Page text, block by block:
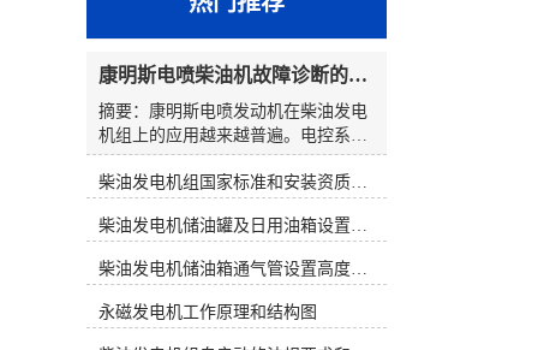
康明斯电喷柴油机故障诊断的解决思路
摘要：康明斯电喷发动机在柴油发电
机组上的应用越来越普遍。电控系统
在提高柴油发电机组性能的同时，也
使发动机的故障诊断变得复杂起来。
码，大多数都能判明故障可能发生的
原因和部位。然而，在对发电机组维
修时，若仅仅靠故障代码寻找故障，
往往会出现判断上的失误。因此，在
对电控发电机组进行维修时应综合分
柴油发电机组国家标准和安装资质要求
柴油发电机储油罐及日用油箱设置要求
柴油发电机储油箱通气管设置高度和做法
永磁发电机工作原理和结构图